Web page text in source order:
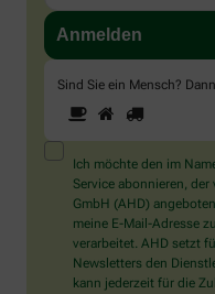
Sind Sie ein Mensch?
Sind
Sie
ein
Mensch?
Dann
wählen
Sie
bitte
das
Haus.
1 2
Ich möchte den im
Service abonnieren,
GmbH (AHD)
meine E-Mail-Adresse
verarbeitet. AHD setzt
Newsletters den
kann jederzeit für die